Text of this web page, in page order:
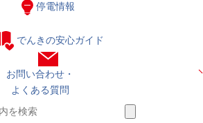
停電情報
でんきの安心ガイド
お問い合わせ・
よくある質問